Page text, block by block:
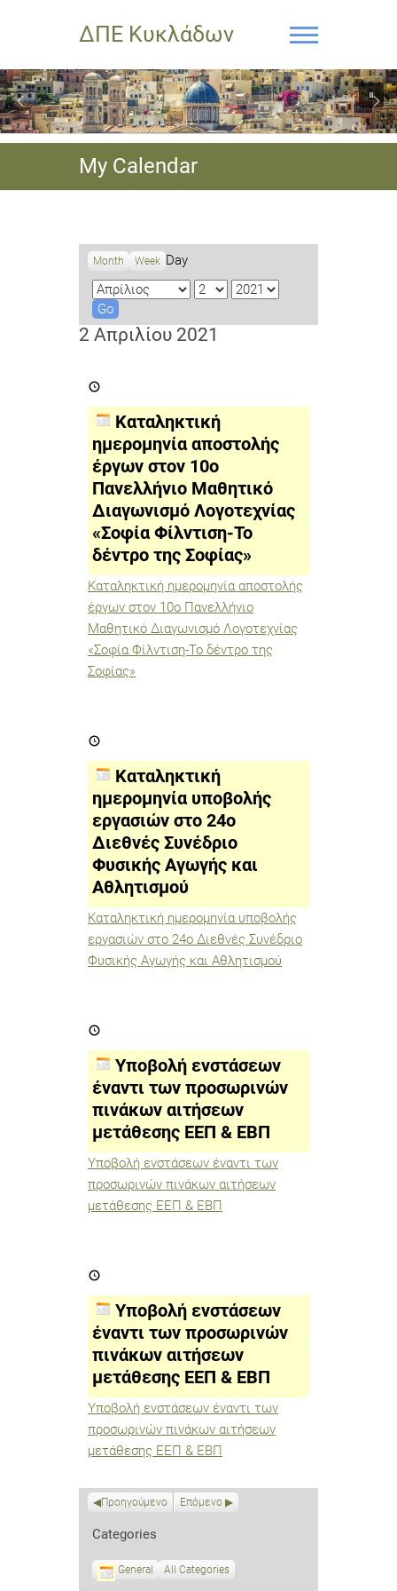
ΔΠΕ Κυκλάδων
My Calendar
Month Week Day
M
o
n
D
y
Y
a
2 Απριλίου 2021
ημερομηνία
έργων
στον
10ο
Πανελλήνιο
Μαθητικό
Διαγωνισμό
Λογοτεχνίας
«Σοφία
Φίλντιση-
δέντρο
της
Σοφίας»
Καταληκτική
ημερομηνία αποστολής
έργων στον 10ο
Πανελλήνιο Μαθητικό
Διαγωνισμό Λογοτεχνίας
«Σοφία Φίλντιση-Το
δέντρο της Σοφίας»
Καταληκτική ημερομηνία αποστολής
έργων στον 10ο Πανελλήνιο
Μαθητικό Διαγωνισμό Λογοτεχνίας
«Σοφία Φίλντιση-Το δέντρο της
Σοφίας»
ημερομηνία
εργασιών
στο
24ο
Διεθνές
Συνέδριο
Φυσικής
Αγωγής
και
Αθλητισμού
Καταληκτική
ημερομηνία υποβολής
εργασιών στο 24ο
Διεθνές Συνέδριο
Φυσικής Αγωγής και
Αθλητισμού
Καταληκτική ημερομηνία υποβολής
εργασιών στο 24ο Διεθνές Συνέδριο
Φυσικής Αγωγής και Αθλητισμού
ενστάσεων
των
προσωρινών
πινάκων
αιτήσεων
μετάθεσης
ΕΒΠ
Υποβολή ενστάσεων
έναντι των προσωρινών
πινάκων αιτήσεων
μετάθεσης ΕΕΠ & ΕΒΠ
Υποβολή ενστάσεων έναντι των
προσωρινών πινάκων αιτήσεων
μετάθεσης ΕΕΠ & ΕΒΠ
ενστάσεων
των
προσωρινών
πινάκων
αιτήσεων
μετάθεσης
ΕΒΠ
Υποβολή ενστάσεων
έναντι των προσωρινών
πινάκων αιτήσεων
μετάθεσης ΕΕΠ & ΕΒΠ
Υποβολή ενστάσεων έναντι των
προσωρινών πινάκων αιτήσεων
μετάθεσης ΕΕΠ & ΕΒΠ
Προηγούμενο Επόμενο
Categories
General All Categories